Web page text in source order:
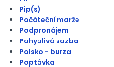
Pip(s)
Počáteční marže
Podpronájem
Pohyblivá sazba
Polsko - burza
Poptávka